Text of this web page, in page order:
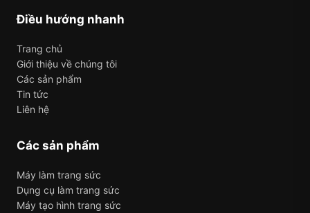
Điều hướng nhanh
Trang chủ
Giới thiệu về chúng tôi
Các sản phẩm
Tin tức
Liên hệ
Các sản phẩm
Máy làm trang sức
Dụng cụ làm trang sức
Máy tạo hình trang sức